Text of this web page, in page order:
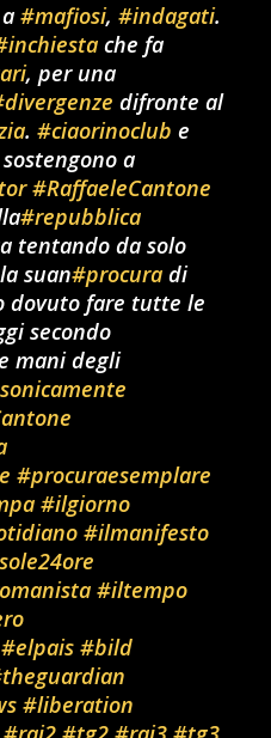
#mafiosi, #indagati.
che fa
, per una
difronte al
. #ciaorinoclub e
sostengono a
#RaffaeleCantone
#repubblica
tentando da solo
suan#procura di
dovuto fare tutte le
secondo
mani degli
#procuraesemplare
#ilgiorno
#ilmanifesto
#iltempo
#elpais #bild
#liberation